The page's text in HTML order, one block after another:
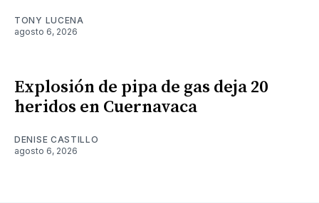
TONY LUCENA
agosto 6, 2026
Explosión de pipa de gas deja 20
heridos en Cuernavaca
DENISE CASTILLO
agosto 6, 2026